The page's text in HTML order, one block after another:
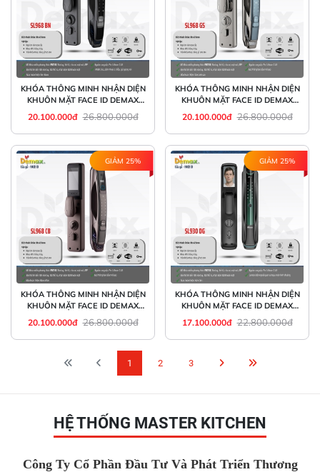
KHÓA THÔNG MINH NHẬN DIỆN
KHUÔN MẶT FACE ID DEMAX
SL968 BN
20.100.000đ 26.800.000đ
KHÓA THÔNG MINH NHẬN DIỆN
KHUÔN MẶT FACE ID DEMAX
SL968 GS
20.100.000đ 26.800.000đ
GIẢM 25%
KHÓA THÔNG MINH NHẬN DIỆN
KHUÔN MẶT FACE ID DEMAX
SL968 CB
20.100.000đ 26.800.000đ
GIẢM 25%
KHÓA THÔNG MINH NHẬN DIỆN
KHUÔN MẶT FACE ID DEMAX
SL930 DG
17.100.000đ 22.800.000đ
1 2 3
HỆ THỐNG MASTER KITCHEN
Công Ty Cổ Phần Đầu Tư Và Phát Triển Thương